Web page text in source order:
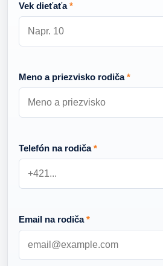
Vek dieťaťa*
Meno a priezvisko rodiča*
Telefón na rodiča*
Email na rodiča*